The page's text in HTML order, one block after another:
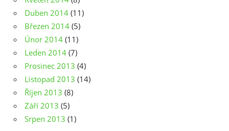
Duben 2014 (11)
Březen 2014 (5)
Únor 2014 (11)
Leden 2014 (7)
Prosinec 2013 (4)
Listopad 2013 (14)
Říjen 2013 (8)
Září 2013 (5)
Srpen 2013 (1)